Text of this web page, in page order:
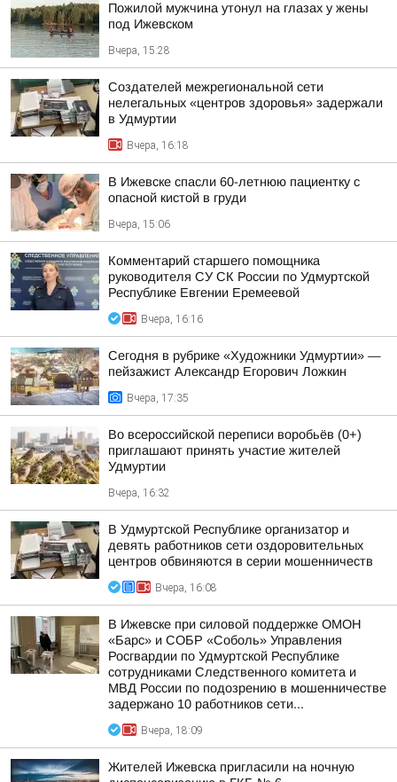
Пожилой мужчина утонул на глазах у жены
под Ижевском
Вчера, 15:28
Создателей межрегиональной сети
нелегальных «центров здоровья» задержали
в Удмуртии
Вчера, 16:18
В Ижевске спасли 60-летнюю пациентку с
опасной кистой в груди
Вчера, 15:06
Комментарий старшего помощника
руководителя СУ СК России по Удмуртской
Республике Евгении Еремеевой
Вчера, 16:16
Сегодня в рубрике «Художники Удмуртии» —
пейзажист Александр Егорович Ложкин
Вчера, 17:35
Во всероссийской переписи воробьёв (0+)
приглашают принять участие жителей
Удмуртии
Вчера, 16:32
В Удмуртской Республике организатор и
девять работников сети оздоровительных
центров обвиняются в серии мошенничеств
Вчера, 16:08
В Ижевске при силовой поддержке ОМОН
«Барс» и СОБР «Соболь» Управления
Росгвардии по Удмуртской Республике
сотрудниками Следственного комитета и
МВД России по подозрению в мошенничестве
задержано 10 работников сети...
Вчера, 18:09
Жителей Ижевска пригласили на ночную